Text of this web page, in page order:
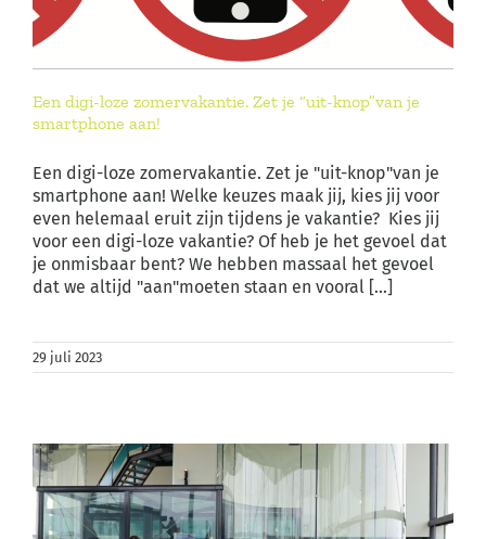
Een digi-loze zomervakantie. Zet je “uit-knop”van je
smartphone aan!
Een digi-loze zomervakantie. Zet je "uit-knop"van je
smartphone aan! Welke keuzes maak jij, kies jij voor
even helemaal eruit zijn tijdens je vakantie? Kies jij
voor een digi-loze vakantie? Of heb je het gevoel dat
je onmisbaar bent? We hebben massaal het gevoel
dat we altijd "aan"moeten staan en vooral [...]
29 juli 2023